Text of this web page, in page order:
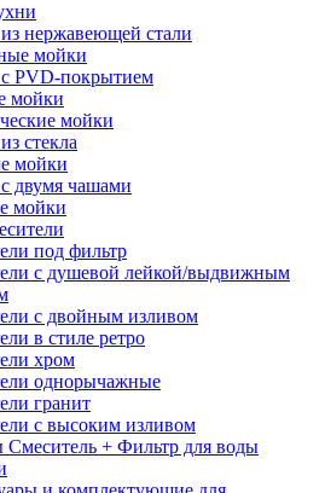
нержавеющей стали
мойки
PVD-покрытием
мойки
мойки
стекла
мойки
двумя чашами
мойки
под фильтр
с душевой лейкой/выдвижным
с двойным изливом
в стиле ретро
хром
однорычажные
гранит
с высоким изливом
+ Фильтр для воды